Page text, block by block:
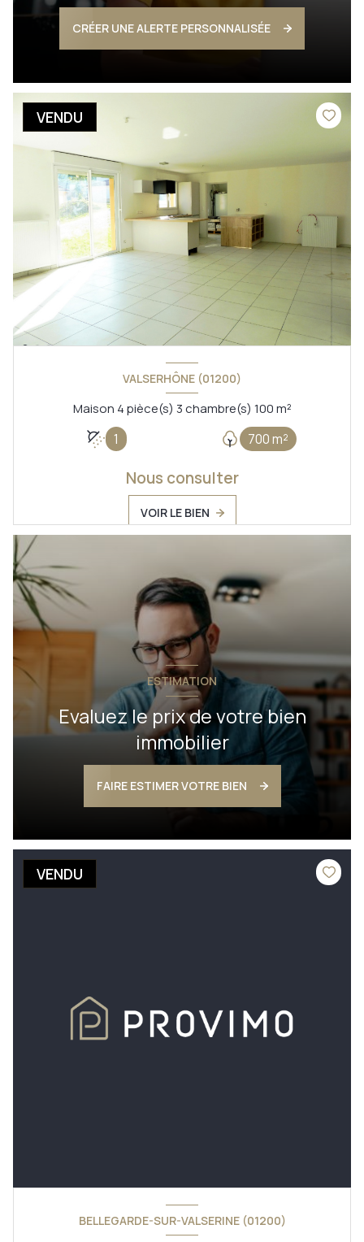
CRÉER UNE ALERTE PERSONNALISÉE
VENDU
VALSERHÔNE (01200)
Maison 4 pièce(s) 3 chambre(s) 100 m²
1 700 m²
Nous consulter
VOIR LE BIEN
ESTIMATION
Evaluez le prix de votre bien
immobilier
FAIRE ESTIMER VOTRE BIEN
VENDU
BELLEGARDE-SUR-VALSERINE (01200)